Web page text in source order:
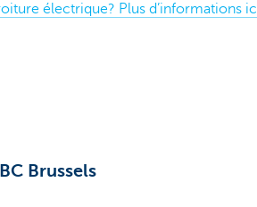
électrique? Plus d’informations
Brussels